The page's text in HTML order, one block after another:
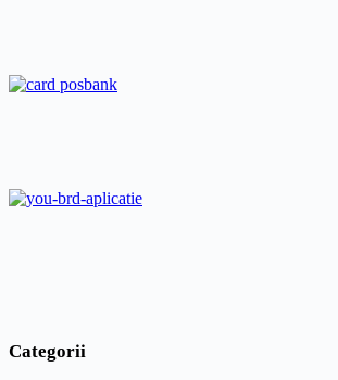
executat
silit.
Categorii